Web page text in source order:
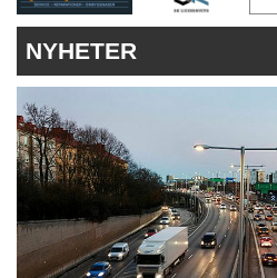
ANNONSERA
NYHETER